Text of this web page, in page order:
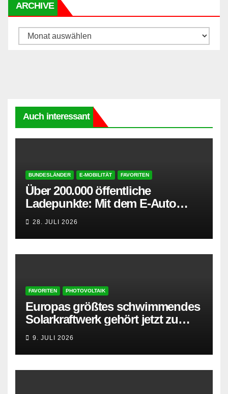
ARCHIVE
Archive
Auch interessant
BUNDESLÄNDER E-MOBILITÄT FAVORITEN
Über 200.000 öffentliche
Ladepunkte: Mit dem E-Auto
entspannt in den Sommerurlaub
28. JULI 2026
FAVORITEN PHOTOVOLTAIK
Europas größtes schwimmendes
Solarkraftwerk gehört jetzt zu
AMPYR
9. JULI 2026